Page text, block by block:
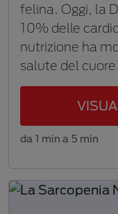
felina. Oggi, la
10% delle
nutrizione ha
salute del cuore.
da 1 min a 5 min